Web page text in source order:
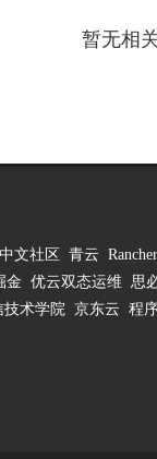
暂无相
文社区 青云
金 优云双态运维 思
技术学院 京东云 程